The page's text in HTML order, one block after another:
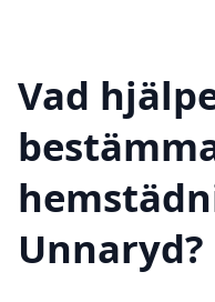
Vad
Unnaryd?